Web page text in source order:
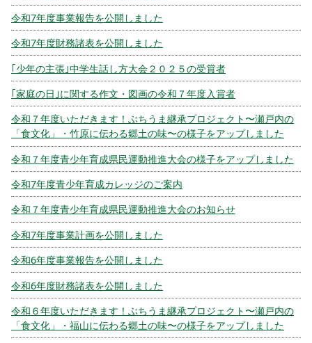
令和7年度事業報告を公開しました
令和7年度財務諸表を公開しました
｢少年の主張｣中学生話し方大会２０２５の受賞者
｢家庭の日｣に関する作文・図画の令和７年度入賞者
令和７年度いただきます！ぶちうま継承プロジェクト〜瀬戸内の
「食文化」・竹原に伝わる郷土の味〜の様子をアップしました
令和７年度青少年育成県民運動推進大会の様子をアップしました
令和7年度青少年育成カレッジのご案内
令和７年度青少年育成県民運動推進大会のお知らせ
令和7年度事業計画を公開しました
令和6年度事業報告を公開しました
令和6年度財務諸表を公開しました
令和６年度いただきます！ぶちうま継承プロジェクト〜瀬戸内の
「食文化」・福山に伝わる郷土の味〜の様子をアップしました